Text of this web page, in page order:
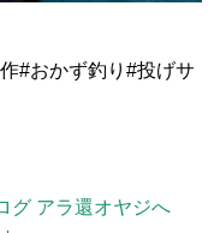
#おかず釣り#投げサ